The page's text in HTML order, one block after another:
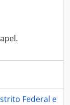
Federal e